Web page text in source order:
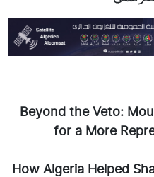
Beyond the Veto:
for a More
How Algeria Helped